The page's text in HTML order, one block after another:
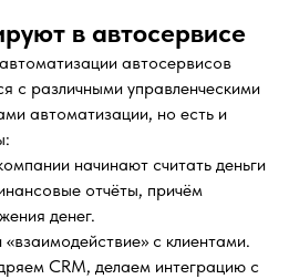
в автосервисе
автосервисов
с различными управленческими
автоматизации, но есть и
начинают считать деньги
отчёты, причём
денег.
с клиентами.
CRM, делаем интеграцию с